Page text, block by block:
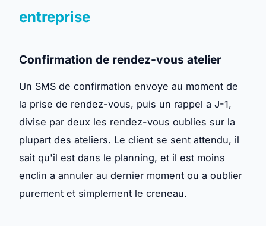
entreprise
Confirmation de rendez-vous atelier
Un SMS de confirmation envoye au moment de
la prise de rendez-vous, puis un rappel a J-1,
divise par deux les rendez-vous oublies sur la
plupart des ateliers. Le client se sent attendu, il
sait qu'il est dans le planning, et il est moins
enclin a annuler au dernier moment ou a oublier
purement et simplement le creneau.